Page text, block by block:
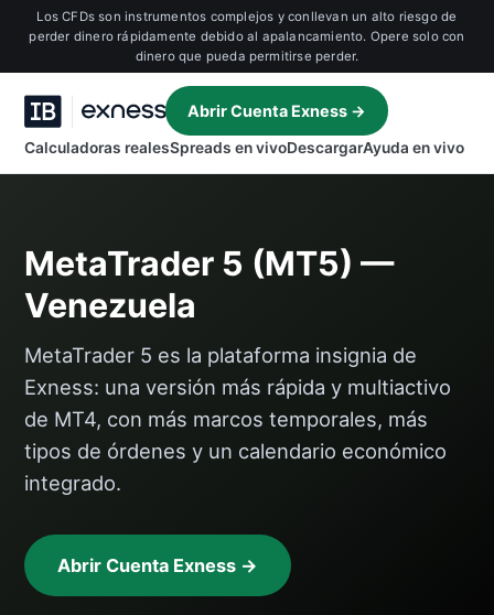
Los CFDs son instrumentos complejos y conllevan un alto riesgo de
perder dinero rápidamente debido al apalancamiento. Opere solo con
dinero que pueda permitirse perder.
Calculadoras realesSpreads en vivoDescargarAyuda en vivo
Abrir Cuenta Exness →
MetaTrader 5 (MT5) —
Venezuela
MetaTrader 5 es la plataforma insignia de
Exness: una versión más rápida y multiactivo
de MT4, con más marcos temporales, más
tipos de órdenes y un calendario económico
integrado.
Abrir Cuenta Exness →